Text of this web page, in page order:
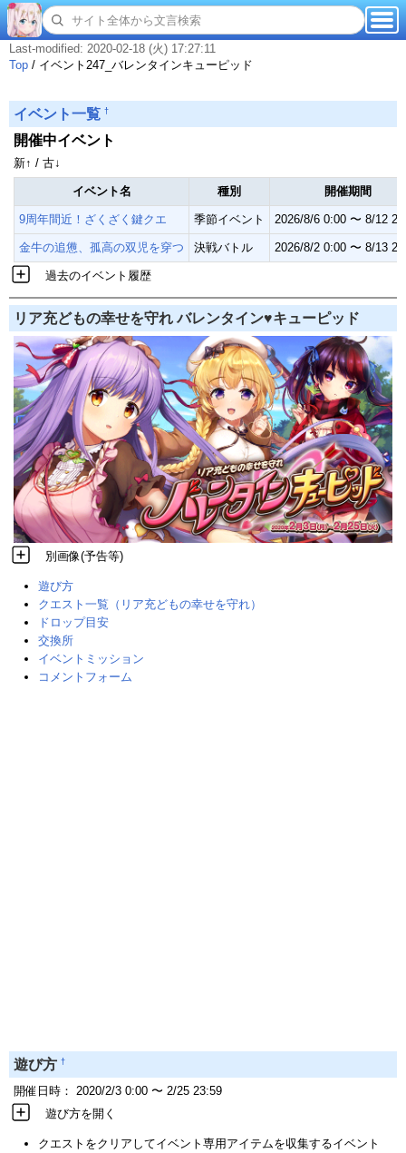
Last-modified: 2020-02-18 (火) 17:27:11
Top / イベント247_バレンタインキューピッド
イベント一覧 †
開催中イベント
新↑ / 古↓
イベント名 種別 開催期間
9周年間近！ざくざく鍵クエ 季節イベント 2026/8/6 0:00 〜 8/12
金牛の追憊、孤高の双児を穿つ 決戦バトル 2026/8/2 0:00 〜 8/13
過去のイベント履歴
リア充どもの幸せを守れ バレンタイン♥キューピッド
別画像(予告等)
遊び方
クエスト一覧（リア充どもの幸せを守れ）
ドロップ目安
交換所
イベントミッション
コメントフォーム
遊び方 †
開催日時： 2020/2/3 0:00 〜 2/25 23:59
遊び方を開く
クエストをクリアしてイベント専用アイテムを収集するイベント